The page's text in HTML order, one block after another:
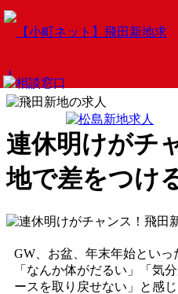
連休明けがチ
地で差をつけ
GW、お盆、年末年始といっ
「なんか体がだるい」「気
ースを取り戻せない」と感